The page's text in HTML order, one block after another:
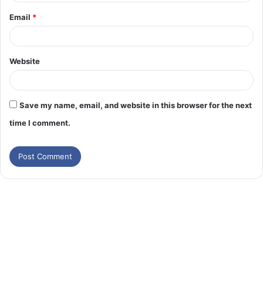
Email *
Website
Save my name, email, and website in this browser for the next
time I comment.